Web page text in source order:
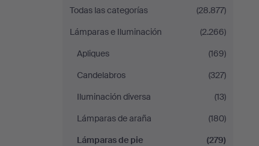
de
pie
en
Skånes
Auktionsverk
Todas las categorías
(28.877)
Lámparas e Iluminación
(2.266)
Apliques
(169)
Candelabros
(327)
Iluminación diversa
(13)
Lámparas de araña
(180)
Lámparas de pie
(279)